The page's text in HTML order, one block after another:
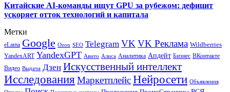
Китайские AI-команды ищут GPU за рубежом: дефицит
ускоряет отток технологий и капитала
Метки
eLama Google Ozon SEO Telegram VK VK Реклама Wildberries
YandexART YandexGPT Авито Алиса Аналитика Апдейт Бизнес ВКонтакте
Видео Выдача Дзен Искусственный интеллект
Исследования МаркетплейсНейросети Объявления